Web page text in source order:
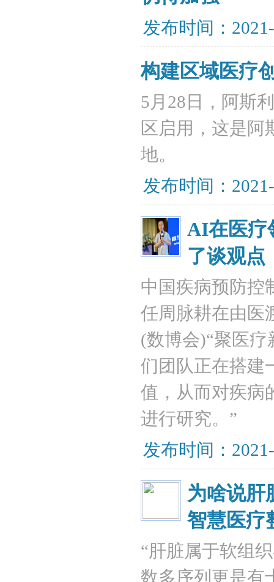
发布时间：
构建区域医疗
5月28日，阿斯
区启用，这是阿
地。
发布时间：
AI在医疗
了谈观点
中国疾病预防控
任周脉耕在由医
(数博会)“聚医
们团队正在搭建
值，从而对疾病
进行研究。”
发布时间：
为啥说肝
智慧医疗
“肝脏属于软组
数多序列更是有